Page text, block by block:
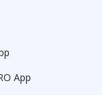
App